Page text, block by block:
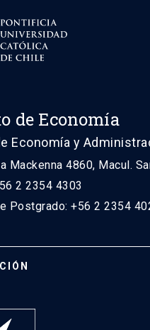
de Economía
Economía y
Mackenna 4860, Macul.
2 2354 4303
Postgrado: +56 2 2354